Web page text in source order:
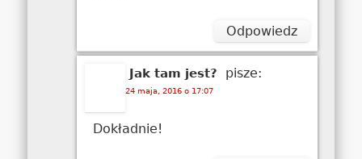
Odpowiedz
Jak tam jest? pisze:
24 maja, 2016 o 17:07
Dokładnie!